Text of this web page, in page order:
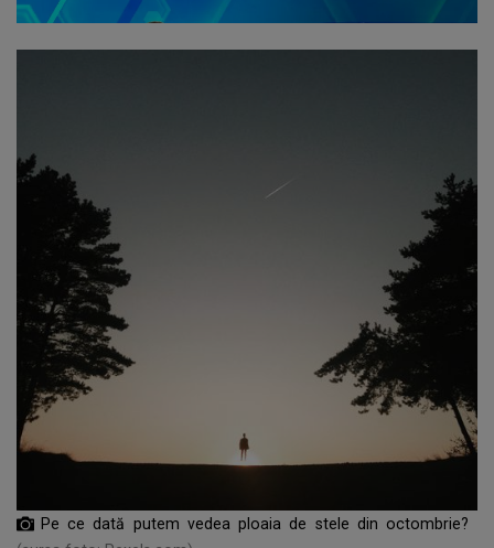
Pe ce dată putem vedea ploaia de stele din octombrie?